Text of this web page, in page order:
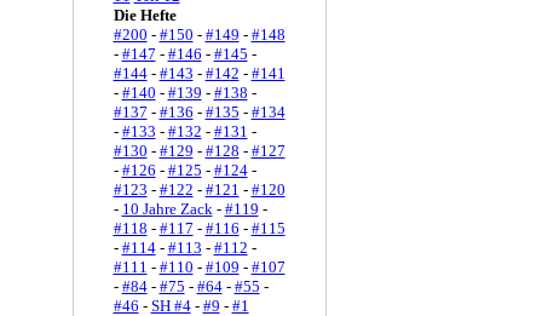
Die Hefte
#200 - #150 - #149 - #148
- #147 - #146 - #145 -
#144- #143 - #142 - #141
- #140 - #139 - #138 -
#137 - #136 - #135 - #134
- #133 - #132 - #131 -
#130 - #129 - #128 - #127
- #126 - #125 - #124-
#123 - #122 - #121 - #120
- 10 Jahre Zack- #119 -
#118 - #117 - #116 - #115
- #114- #113 - #112 -
#111 - #110 - #109 - #107
- #84- #75 - #64- #55 -
#46 - SH #4- #9 - #1